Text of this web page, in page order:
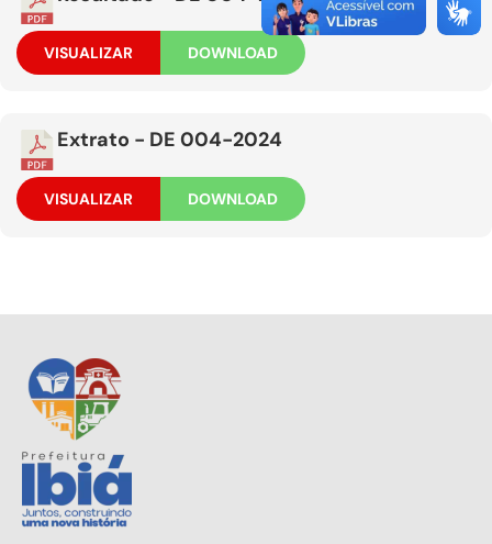
VISUALIZAR DOWNLOAD
Extrato - DE 004-2024
VISUALIZAR DOWNLOAD